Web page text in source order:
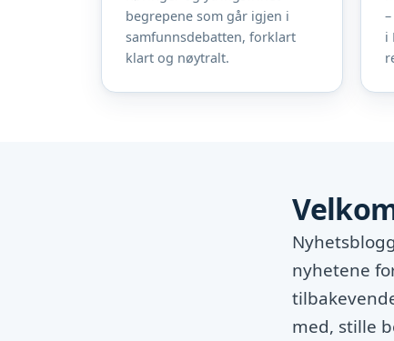
begrepene som går igjen i
samfunnsdebatten, forklart
klart og nøytralt.
i
nyhetene
med, stille